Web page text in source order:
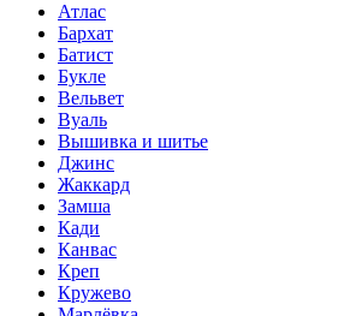
Атлас
Бархат
Батист
Букле
Вельвет
Вуаль
Вышивка и шитье
Джинс
Жаккард
Замша
Кади
Канвас
Креп
Кружево